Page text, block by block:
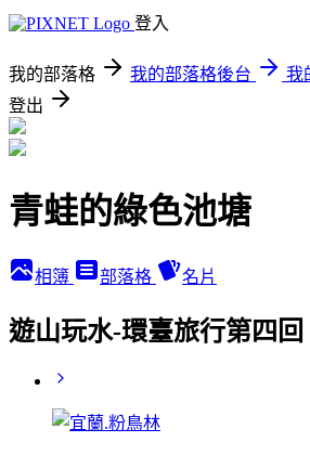
登入
我的部落格 我的部落格後台
我
登出
青蛙的綠色池塘
相簿 部落格 名片
遊山玩水-環臺旅行第四回